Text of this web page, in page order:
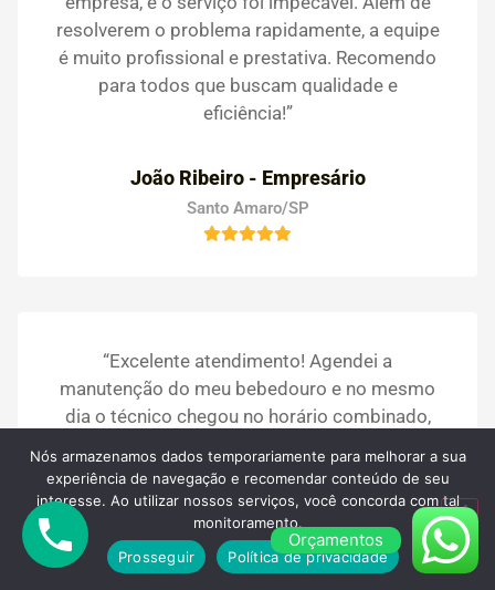
resolverem o problema rapidamente, a equipe
é muito profissional e prestativa. Recomendo
para todos que buscam qualidade e
eficiência!”
João Ribeiro - Empresário
Santo Amaro/SP
“Excelente atendimento! Agendei a
manutenção do meu bebedouro e no mesmo
dia o técnico chegou no horário combinado,
rapidez. A água voltou a sair geladinha e com
gosto puro. Recomendo muito a PS dos
Bebedouros, serviço de qualidade e
confiança!”
Orçamentos
Nós armazenamos dados temporariamente para melhorar a sua
experiência de navegação e recomendar conteúdo de seu
interesse. Ao utilizar nossos serviços, você concorda com tal
monitoramento.
Prosseguir
Política de privacidade